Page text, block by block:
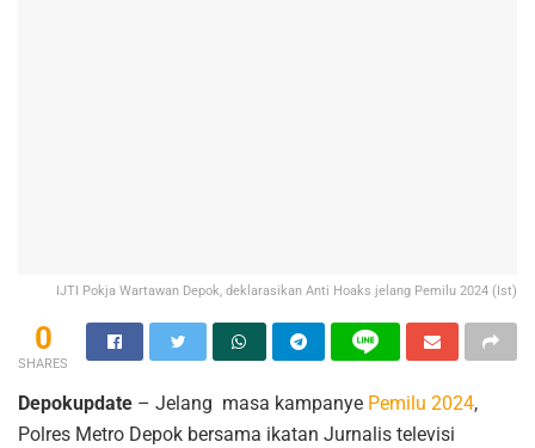
IJTI Pokja Wartawan Depok, deklarasikan Anti Hoaks jelang Pemilu 2024 (Ist)
0
SHARES
Depokupdate – Jelang masa kampanye Pemilu 2024,
Polres Metro Depok bersama ikatan Jurnalis televisi